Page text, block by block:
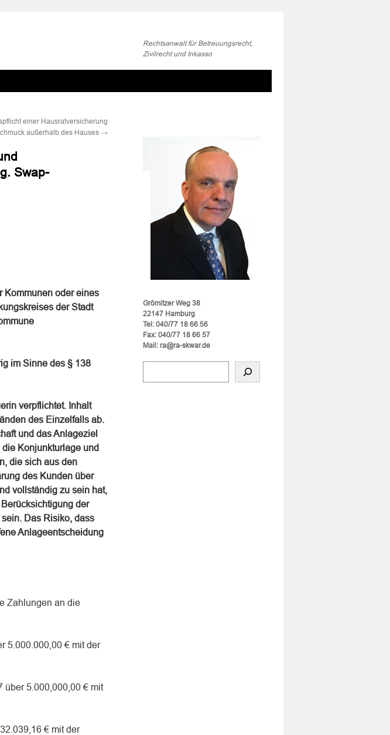
Rechtsanwalt für Betreuungsrecht,
Zivilrecht und Inkasso
einer Hausratversicherung
außerhalb des Hauses →
Swap-
Kommunen oder eines
der Stadt
im Sinne des § 138
verpflichtet. Inhalt
des Einzelfalls ab.
und das Anlageziel
Konjunkturlage und
die sich aus den
des Kunden über
vollständig zu sein hat,
der
Das Risiko, dass
Anlageentscheidung
Zahlungen an die
5.000.000,00 € mit der
über 5.000,000,00 € mit
€ mit der
Grömitzer Weg 38
22147 Hamburg
Tel: 040/77 18 66 56
Fax: 040/77 18 66 57
Mail: ra@ra-skwar.de